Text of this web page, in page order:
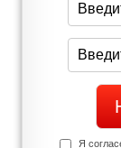
Нет
Телефоны
+7